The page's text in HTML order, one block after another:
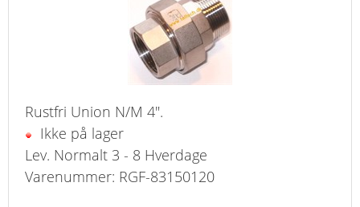
Rustfri Union N/M 4".
Ikke på lager
Lev. Normalt 3 - 8 Hverdage
Varenummer: RGF-83150120